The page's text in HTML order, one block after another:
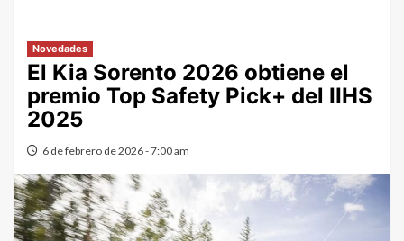
Novedades
El Kia Sorento 2026 obtiene el
premio Top Safety Pick+ del IIHS
2025
6 de febrero de 2026 - 7:00 am